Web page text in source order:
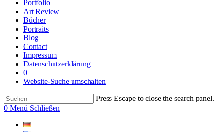
Portfolio
Art Review
Bücher
Portraits
Blog
Contact
Impressum
Datenschutzerklärung
0
Website-Suche umschalten
Press Escape to close the search panel.
0 Menü Schließen